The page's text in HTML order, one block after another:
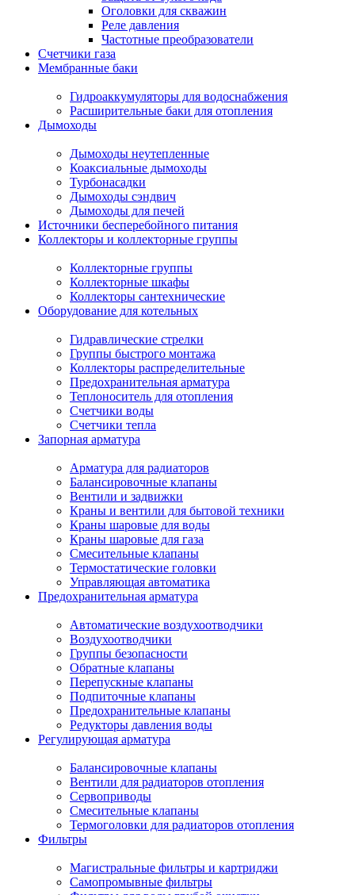
Оголовки для скважин
Реле давления
Частотные преобразователи
Счетчики газа
Мембранные баки
Гидроаккумуляторы для водоснабжения
Расширительные баки для отопления
Дымоходы
Дымоходы неутепленные
Коаксиальные дымоходы
Турбонасадки
Дымоходы сэндвич
Дымоходы для печей
Источники бесперебойного питания
Коллекторы и коллекторные группы
Коллекторные группы
Коллекторные шкафы
Коллекторы сантехнические
Оборудование для котельных
Гидравлические стрелки
Группы быстрого монтажа
Коллекторы распределительные
Предохранительная арматура
Теплоноситель для отопления
Счетчики воды
Счетчики тепла
Запорная арматура
Арматура для радиаторов
Балансировочные клапаны
Вентили и задвижки
Краны и вентили для бытовой техники
Краны шаровые для воды
Краны шаровые для газа
Смесительные клапаны
Термостатические головки
Управляющая автоматика
Предохранительная арматура
Автоматические воздухоотводчики
Воздухоотводчики
Группы безопасности
Обратные клапаны
Перепускные клапаны
Подпиточные клапаны
Предохранительные клапаны
Редукторы давления воды
Регулирующая арматура
Балансировочные клапаны
Вентили для радиаторов отопления
Сервоприводы
Смесительные клапаны
Термоголовки для радиаторов отопления
Фильтры
Магистральные фильтры и картриджи
Самопромывные фильтры